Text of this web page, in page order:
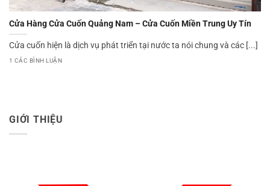
Cửa Hàng Cửa Cuốn Quảng Nam – Cửa Cuốn Miền Trung Uy Tín
Cửa cuốn hiện là dịch vụ phát triển tại nước ta nói chung và các [...]
1 CÁC BÌNH LUẬN
GIỚI THIỆU